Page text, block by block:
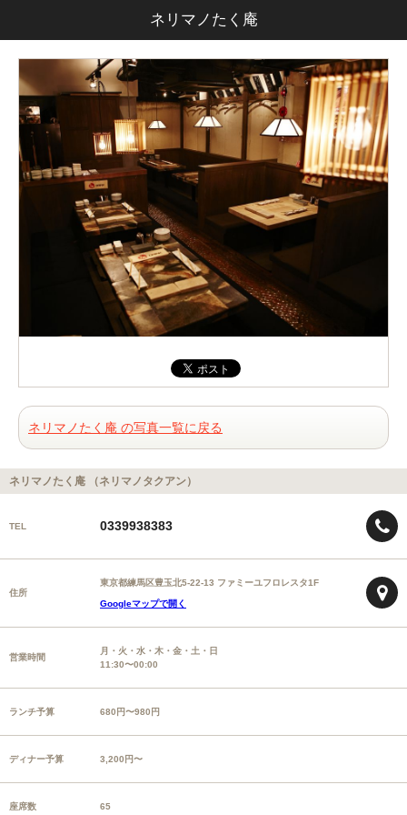
ネリマノたく庵
ネリマノたく庵 の写真一覧に戻る
ネリマノたく庵 （ネリマノタクアン）
TEL 0339938383
住所
東京都練馬区豊玉北5-22-13 ファミーユフロレスタ1F
Googleマップで開く
営業時間
月・火・水・木・金・土・日
11:30〜00:00
ランチ予算 680円〜980円
ディナー予算 3,200円〜
座席数 65